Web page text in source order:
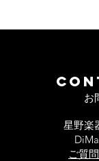
お
星野楽
ご質